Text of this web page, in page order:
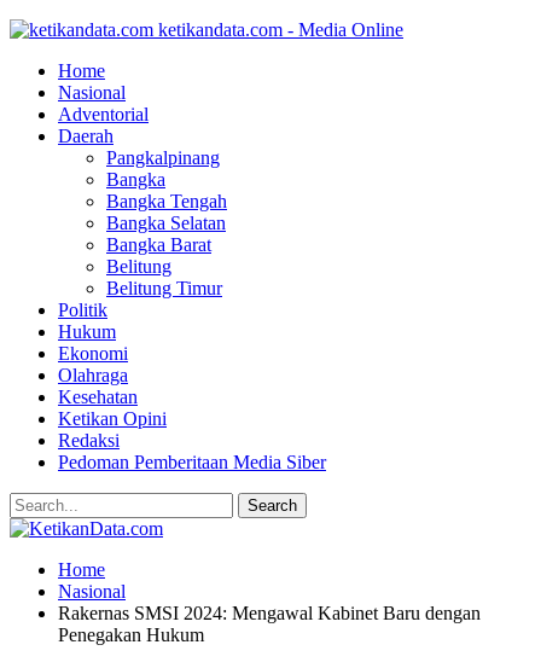
ketikandata.com - Media Online
Home
Nasional
Adventorial
Daerah
Pangkalpinang
Bangka
Bangka Tengah
Bangka Selatan
Bangka Barat
Belitung
Belitung Timur
Politik
Hukum
Ekonomi
Olahraga
Kesehatan
Ketikan Opini
Redaksi
Pedoman Pemberitaan Media Siber
Home
Nasional
Rakernas SMSI 2024: Mengawal Kabinet Baru dengan
Penegakan Hukum